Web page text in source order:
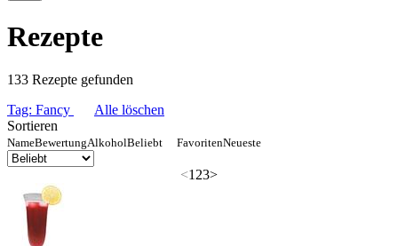
Rezepte
133 Rezepte gefunden
Tag: Fancy
Alle löschen
Sortieren
NameBewertungAlkoholBeliebt FavoritenNeueste
<1 23>